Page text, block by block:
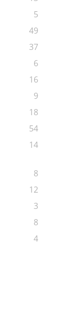
5
49
37
6
16
9
18
54
14
8
12
3
8
4